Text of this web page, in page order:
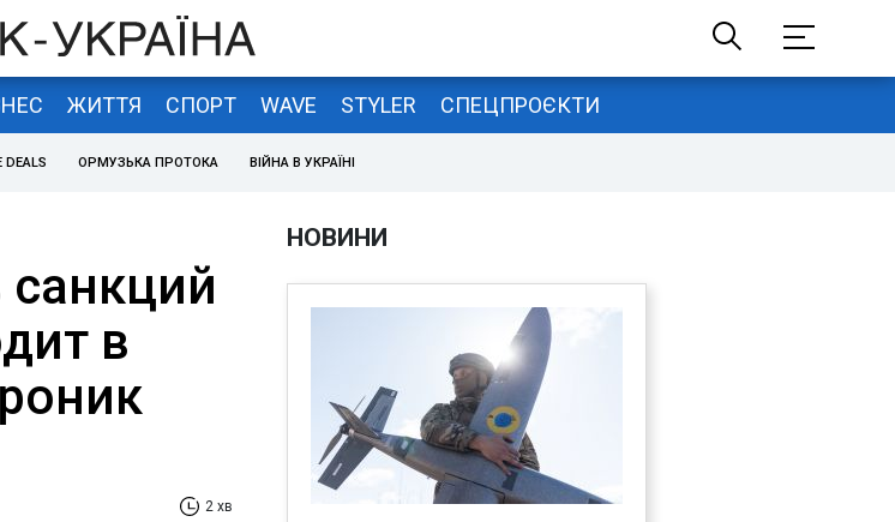
ЖИТТЯ СПОРТ WAVE STYLER СПЕЦПРОЄКТИ
DEALS ОРМУЗЬКА ПРОТОКА ВІЙНА В УКРАЇНІ
санкций
в
2 хв
НОВИНИ